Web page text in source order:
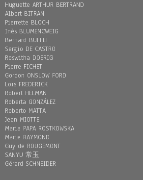
Huguette ARTHUR BERTRAND
Albert BITRAN
Pierrette BLOCH
Inès BLUMENCWEIG
Bernard BUFFET
Sergio DE CASTRO
Roswitha DOERIG
Pierre FICHET
Gordon ONSLOW FORD
Loïs FREDERICK
Robert HELMAN
Roberta GONZÁLEZ
Roberto MATTA
Jean MIOTTE
Maria PAPA ROSTKOWSKA
Marie RAYMOND
Guy de ROUGEMONT
SANYU 常玉
Gérard SCHNEIDER